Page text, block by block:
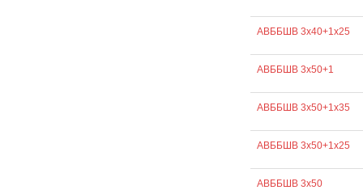
АВББШВ 3х40+1х25
АВББШВ 3х50+1
АВББШВ 3х50+1х35
АВББШВ 3х50+1х25
АВББШВ 3х50